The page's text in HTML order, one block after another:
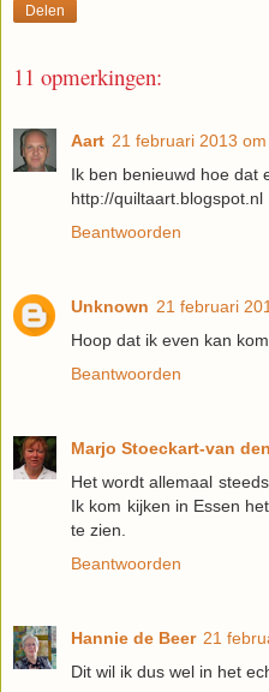
Delen
11 opmerkingen:
Aart 21 februari 2013
Ik ben benieuwd hoe dat
http://quiltaart.blogspot.nl
Beantwoorden
Unknown 21 februari
Hoop dat ik even kan
Beantwoorden
Marjo Stoeckart-van
Het wordt allemaal
Ik kom kijken in Essen
te zien.
Beantwoorden
Hannie de Beer 21
Dit wil ik dus wel in het